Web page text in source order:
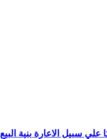
سبيل الاعارة بنية البيع